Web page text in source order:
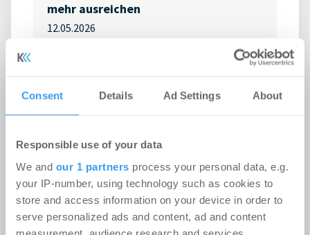
Consent Details Ad Settings About
Responsible use of your data
We and our 1 partners process your personal data, e.g.
your IP-number, using technology such as cookies to
store and access information on your device in order to
serve personalized ads and content, ad and content
mehr ausreichen
12.05.2026